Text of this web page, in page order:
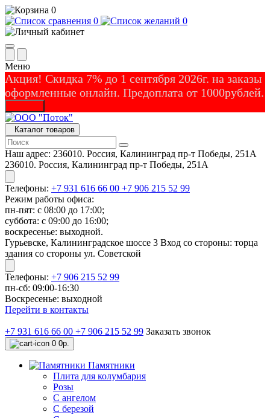
0
0
0
Меню
Акция! Скидка 7% до 1 сентября 2026г. на заказы
оформленные онлайн. Предоплата от 1000рублей.
Каталог товаров
Наш адрес: 236010. Россия, Калининград пр-т Победы, 251А
236010. Россия, Калининград пр-т Победы, 251А
Телефоны: +7 931 616 66 00 +7 906 215 52 99
Режим работы офиса:
пн-пят: с 08:00 до 17:00;
суббота: с 09:00 до 16:00;
воскресенье: выходной.
Гурьевске, Калининградское шоссе 3 Вход со стороны: торца
здания со стороны ул. Советской
Телефоны: +7 906 215 52 99
пн-сб: 09:00-16:30
Воскресенье: выходной
Перейти в контакты
+7 931 616 66 00 +7 906 215 52 99 Заказать звонок
0 0р.
Памятники
Плита для колумбария
Розы
C ангелом
C березой